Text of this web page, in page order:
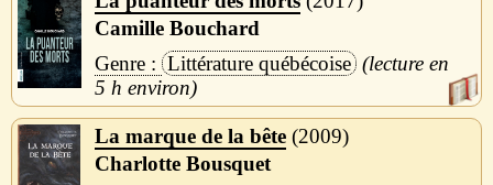
Camille Bouchard
Littérature québécoise
5 h
La marque de la bête 2009
Charlotte Bousquet